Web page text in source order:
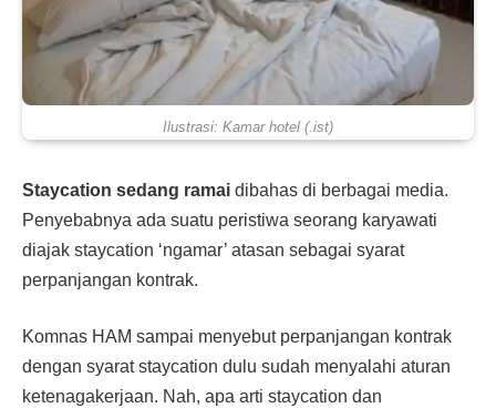
Ilustrasi: Kamar hotel (.ist)
Staycation sedang ramai dibahas di berbagai media.
Penyebabnya ada suatu peristiwa seorang karyawati
diajak staycation ‘ngamar’ atasan sebagai syarat
perpanjangan kontrak.
Komnas HAM sampai menyebut perpanjangan kontrak
dengan syarat staycation dulu sudah menyalahi aturan
ketenagakerjaan. Nah, apa arti staycation dan